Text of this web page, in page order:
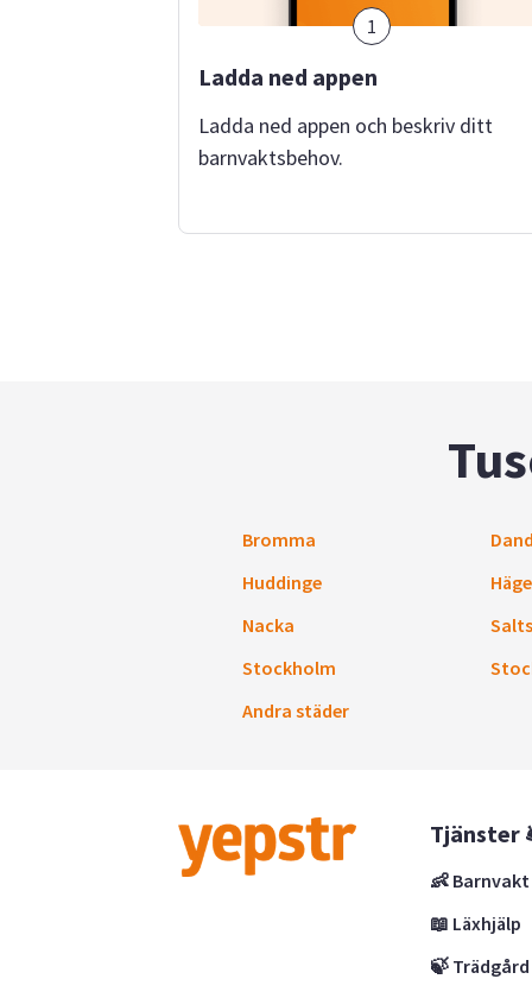
1
Ladda ned appen
Ladda ned appen och beskriv ditt
barnvaktsbehov.
Bromma
Huddinge
Nacka
Stockholm
Andra städer
Tjänster
👶 Barnvakt
📖 Läxhjälp
🍃 Trädgård